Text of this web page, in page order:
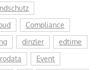
Compliance
dinzler
edtime
Event